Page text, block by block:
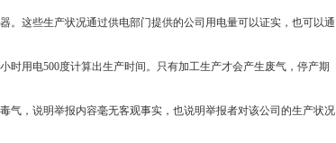
。这些生产状况通过供电部门提供的公司用电量可以证实，也可以通
时用电500度计算出生产时间。只有加工生产才会产生废气，停产期
气，说明举报内容毫无客观事实，也说明举报者对该公司的生产状况